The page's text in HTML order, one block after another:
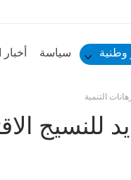
وطنية سياسة أخبار
التنمية
للنسيج